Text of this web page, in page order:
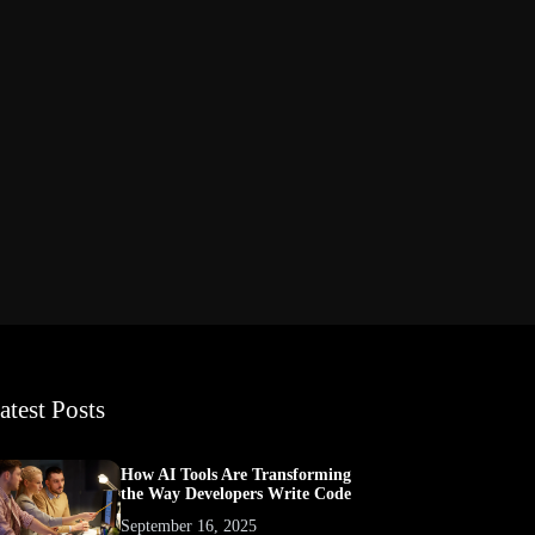
Posts
How AI Tools Are Transforming
the Way Developers Write Code
September 16, 2025